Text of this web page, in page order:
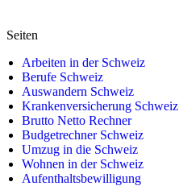
Seiten
Arbeiten in der Schweiz
Berufe Schweiz
Auswandern Schweiz
Krankenversicherung Schweiz
Brutto Netto Rechner
Budgetrechner Schweiz
Umzug in die Schweiz
Wohnen in der Schweiz
Aufenthaltsbewilligung